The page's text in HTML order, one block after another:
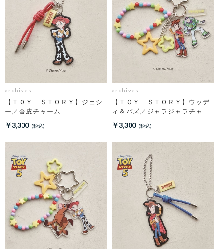
archives
【ＴＯＹ ＳＴＯＲＹ】ジェシ
ー／合皮チャーム
￥3,300
archives
【ＴＯＹ ＳＴＯＲＹ】ウッデ
ィ＆バズ／ジャラジャラチャー
ム
￥3,300